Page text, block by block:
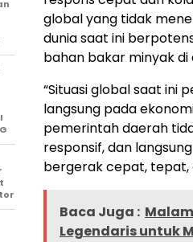
global yang tidak
dunia saat ini
bahan bakar minyak di
“Situasi global saat ini
langsung pada
pemerintah daerah
responsif, dan
bergerak cepat, tepat,
Baca Juga :
Legendaris untuk